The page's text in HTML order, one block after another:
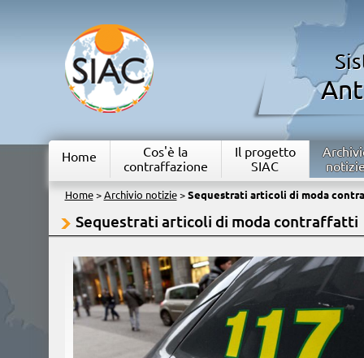
Home
Cos'è la
contraffazione
Il progetto
SIAC
Home> Archivio notizie> Sequestrati articoli di moda
Sequestrati articoli di moda contraffatti